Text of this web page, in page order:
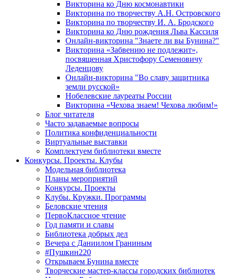
Викторина ко Дню космонавтики
Викторина по творчеству А.Н. Островского
Викторина по творчеству И. А. Бродского
Викторина ко Дню рождения Льва Кассиля
Онлайн-викторина "Знаете ли вы Бунина?"
Викторина «Забвению не подлежит»,
посвященная Христофору Семеновичу
Леденцову
Онлайн-викторина "Во славу защитника
земли русской»
Нобелевские лауреаты России
Викторина «Чехова знаем! Чехова любим!»
Блог читателя
Часто задаваемые вопросы
Политика конфиденциальности
Виртуальные выставки
Комплектуем библиотеки вместе
Конкурсы. Проекты. Клубы
Модельная библиотека
Планы мероприятий
Конкурсы. Проекты
Клубы. Кружки. Программы
Беловские чтения
ПервоКлассное чтение
Год памяти и славы
Библиотека добрых дел
Вечера с Даниилом Граниным
#Пушкин220
Открываем Бунина вместе
Творческие мастер-классы городских библиотек